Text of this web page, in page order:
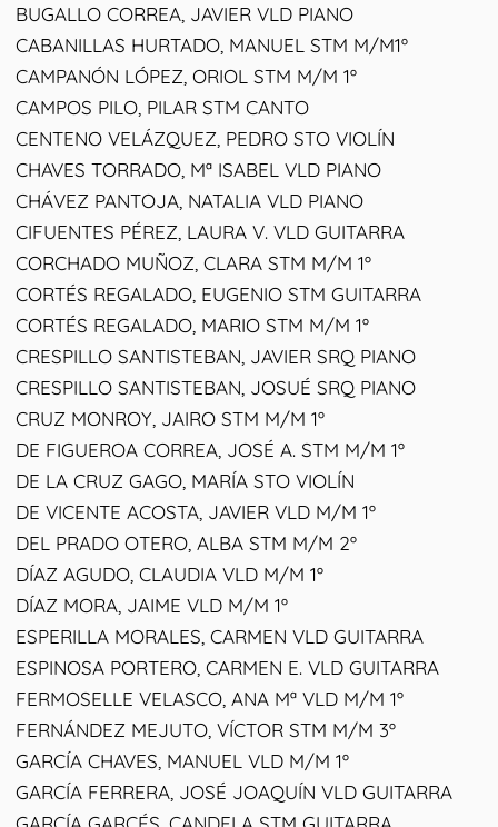
BUGALLO CORREA, JAVIER VLD PIANO
CABANILLAS HURTADO, MANUEL STM M/M1º
CAMPANÓN LÓPEZ, ORIOL STM M/M 1º
CAMPOS PILO, PILAR STM CANTO
CENTENO VELÁZQUEZ, PEDRO STO VIOLÍN
CHAVES TORRADO, Mª ISABEL VLD PIANO
CHÁVEZ PANTOJA, NATALIA VLD PIANO
CIFUENTES PÉREZ, LAURA V. VLD GUITARRA
CORCHADO MUÑOZ, CLARA STM M/M 1º
CORTÉS REGALADO, EUGENIO STM GUITARRA
CORTÉS REGALADO, MARIO STM M/M 1º
CRESPILLO SANTISTEBAN, JAVIER SRQ PIANO
CRESPILLO SANTISTEBAN, JOSUÉ SRQ PIANO
CRUZ MONROY, JAIRO STM M/M 1º
DE FIGUEROA CORREA, JOSÉ A. STM M/M 1º
DE LA CRUZ GAGO, MARÍA STO VIOLÍN
DE VICENTE ACOSTA, JAVIER VLD M/M 1º
DEL PRADO OTERO, ALBA STM M/M 2º
DÍAZ AGUDO, CLAUDIA VLD M/M 1º
DÍAZ MORA, JAIME VLD M/M 1º
ESPERILLA MORALES, CARMEN VLD GUITARRA
ESPINOSA PORTERO, CARMEN E. VLD GUITARRA
FERMOSELLE VELASCO, ANA Mª VLD M/M 1º
FERNÁNDEZ MEJUTO, VÍCTOR STM M/M 3º
GARCÍA CHAVES, MANUEL VLD M/M 1º
GARCÍA FERRERA, JOSÉ JOAQUÍN VLD GUITARRA